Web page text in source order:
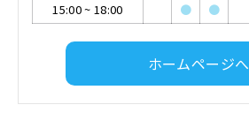
15:00~ 18:00 ● ●
ホームページへ